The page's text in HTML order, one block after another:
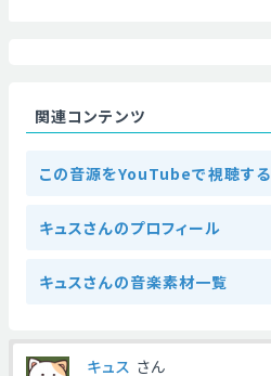
関連コンテンツ
この音源をYouTubeで視聴する
キュスさんのプロフィール
キュスさんの音楽素材一覧
キュス さん